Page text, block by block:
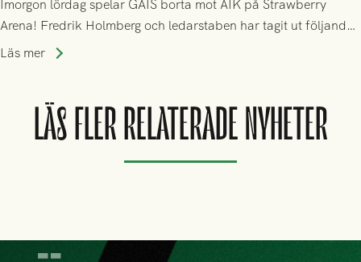
Imorgon lördag spelar GAIS borta mot AIK på Strawberry
Arena! Fredrik Holmberg och ledarstaben har tagit ut följande
trupp till matchen:
Läs mer
LÄS FLER RELATERADE NYHETER